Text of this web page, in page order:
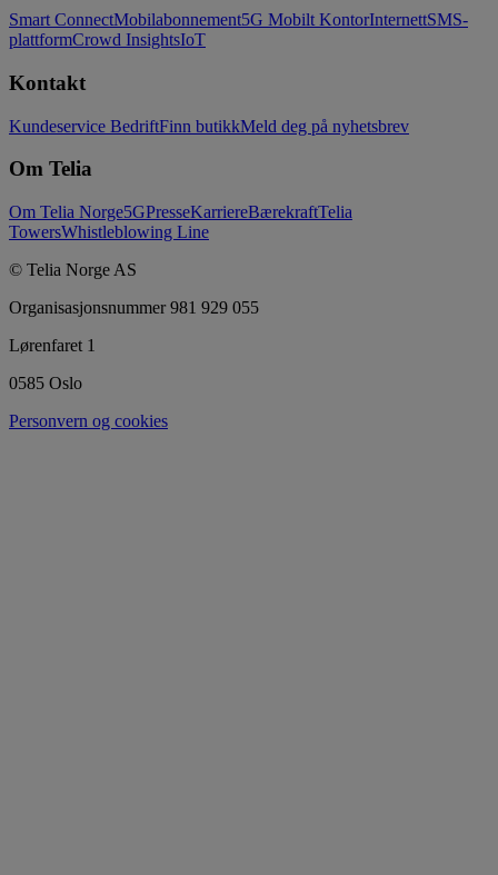
Smart ConnectMobilabonnement5G Mobilt KontorInternettSMS-
plattformCrowd InsightsIoT
Kontakt
Kundeservice BedriftFinn butikkMeld deg på nyhetsbrev
Om Telia
Om Telia Norge5GPresseKarriereBærekraftTelia
TowersWhistleblowing Line
© Telia Norge AS
Organisasjonsnummer 981 929 055
Lørenfaret 1
0585 Oslo
Personvern og cookies